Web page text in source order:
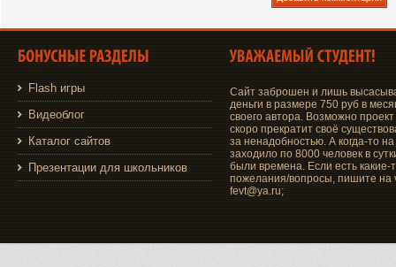
Flash игры
Видеоблог
Каталог сайтов
Презентации для школьников
Сайт заброшен и лишь
деньги в размере 750 руб в
своего автора. Возможно проект
скоро прекратит своё
за ненадобностью. А когда-то на
заходило по 8000 человек в
были времена. Если есть какие-
пожелания/вопросы, пишите на
fevt@ya.ru;